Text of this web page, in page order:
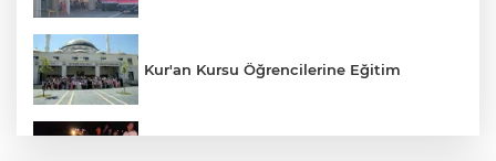
Kur'an Kursu Öğrencilerine Eğitim